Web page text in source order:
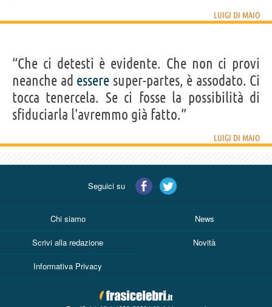
LUIGI DI MAIO
“Che ci detesti è evidente. Che non ci provi
neanche ad essere super-partes, è assodato. Ci
tocca tenercela. Se ci fosse la possibilità di
sfiduciarla l'avremmo già fatto.”
LUIGI DI MAIO
Seguici su
Chi siamo News
Scrivi alla redazione Novità
Informativa Privacy